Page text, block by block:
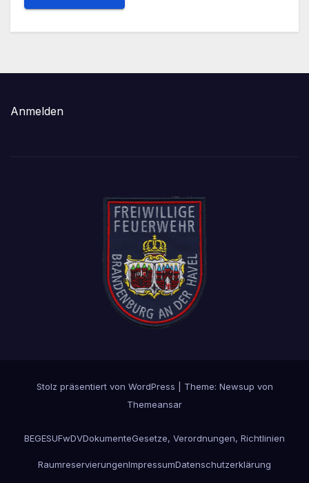
Anmelden
Stolz präsentiert von WordPress
Theme: Newsup von
Themeansar
BEGESUFwDVDokumenteGesetze, Verordnungen, Richtlinien
RaumreservierungenImpressumDatenschutzerklärung